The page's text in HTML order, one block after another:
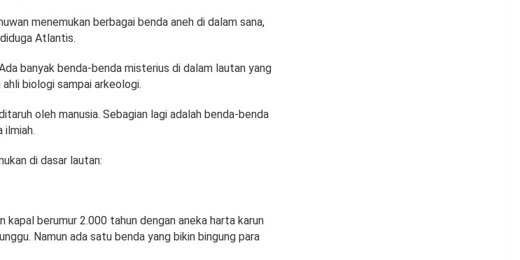
menemukan berbagai benda aneh di dalam sana,
Atlantis.
banyak benda-benda misterius di dalam lautan yang
biologi sampai arkeologi.
oleh manusia. Sebagian lagi adalah benda-benda
ilmiah.
di dasar lautan:
kapal berumur 2.000 tahun dengan aneka harta karun
Namun ada satu benda yang bikin bingung para